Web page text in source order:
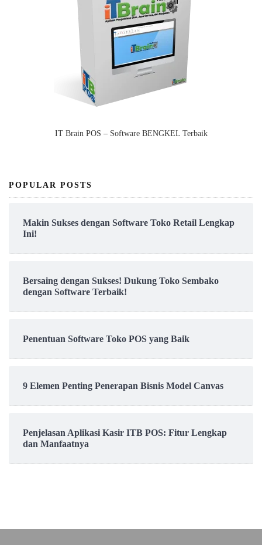
IT Brain POS – Software BENGKEL Terbaik
POPULAR POSTS
Makin Sukses dengan Software Toko Retail Lengkap
Ini!
Bersaing dengan Sukses! Dukung Toko Sembako
dengan Software Terbaik!
Penentuan Software Toko POS yang Baik
9 Elemen Penting Penerapan Bisnis Model Canvas
Penjelasan Aplikasi Kasir ITB POS: Fitur Lengkap
dan Manfaatnya